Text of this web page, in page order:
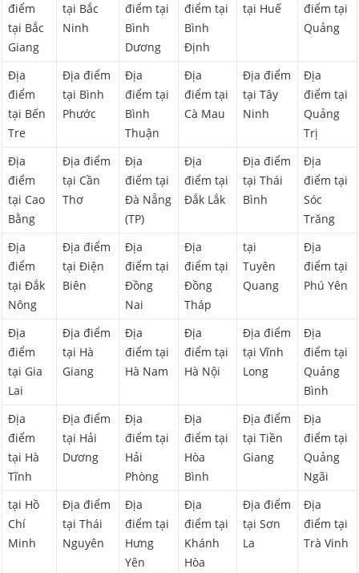
điểm
tại Bắc
Giang
tại Bắc
Ninh
điểm tại
Bình
Dương
điểm tại
Bình
Định
tại Huế
điểm tại
Quảng
Địa
điểm
tại Bến
Tre
Địa điểm
tại Bình
Phước
Địa
điểm tại
Bình
Thuận
Địa
điểm tại
Cà Mau
Địa điểm
tại Tây
Ninh
Địa
điểm tại
Quảng
Trị
Địa
điểm
tại Cao
Bằng
Địa điểm
tại Cần
Thơ
Địa
điểm tại
Đà Nẵng
(TP)
Địa
điểm tại
Đắk Lắk
Địa điểm
tại Thái
Bình
Địa
điểm tại
Sóc
Trăng
Địa
điểm
tại Đắk
Nông
Địa điểm
tại Điện
Biên
Địa
điểm tại
Đồng
Nai
Địa
điểm tại
Đồng
Tháp
tại
Tuyên
Quang
Địa
điểm tại
Phú Yên
Địa
điểm
tại Gia
Lai
Địa điểm
tại Hà
Giang
Địa
điểm tại
Hà Nam
Địa
điểm tại
Hà Nội
Địa điểm
tại Vĩnh
Long
Địa
điểm tại
Quảng
Bình
Địa
điểm
tại Hà
Tĩnh
Địa điểm
tại Hải
Dương
Địa
điểm tại
Hải
Phòng
Địa
điểm tại
Hòa
Bình
Địa điểm
tại Tiền
Giang
Địa
điểm tại
Quảng
Ngãi
tại Hồ
Chí
Minh
Địa điểm
tại Thái
Nguyên
Địa
điểm tại
Hưng
Yên
Địa
điểm tại
Khánh
Hòa
Địa điểm
tại Sơn
La
Địa
điểm tại
Trà Vinh